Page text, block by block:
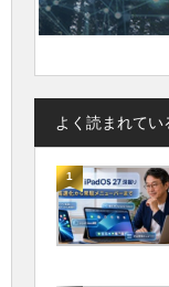
よく読まれてい
1